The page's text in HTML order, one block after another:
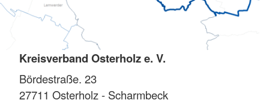
Kreisverband Osterholz e. V.
Bördestraße. 23
27711 Osterholz - Scharmbeck